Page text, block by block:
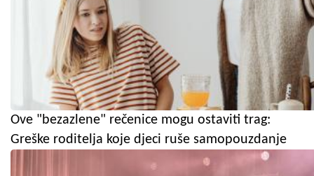
Ove "bezazlene" rečenice mogu ostaviti trag:
Greške roditelja koje djeci ruše samopouzdanje